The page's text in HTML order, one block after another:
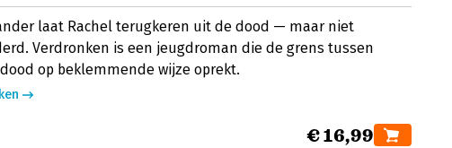
laat Rachel terugkeren uit de dood — maar niet
Verdronken is een jeugdroman die de grens tussen
op beklemmende wijze oprekt.
€ 16,99